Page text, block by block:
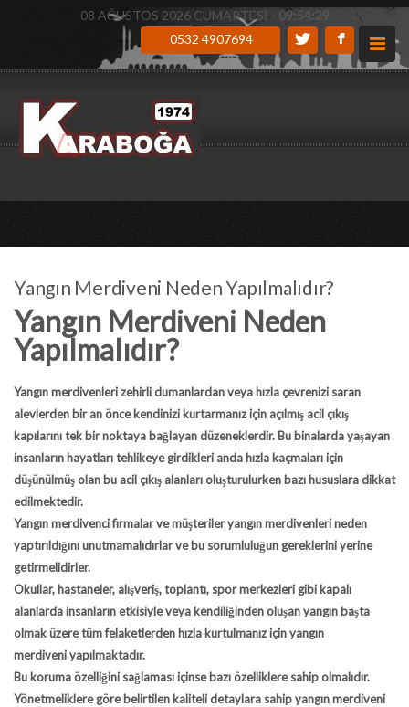
08 AĞUSTOS 2026 CUMARTESİ - 09:54:30
0532 4907694
Yangın Merdiveni Neden Yapılmalıdır?
Yangın Merdiveni Neden
Yapılmalıdır?
Yangın merdivenleri zehirli dumanlardan veya hızla çevrenizi saran
alevlerden bir an önce kendinizi kurtarmanız için açılmış acil çıkış
kapılarını tek bir noktaya bağlayan düzeneklerdir. Bu binalarda yaşayan
insanların hayatları tehlikeye girdikleri anda hızla kaçmaları için
düşünülmüş olan bu acil çıkış alanları oluşturulurken bazı hususlara dikkat
edilmektedir.
Yangın merdivenci firmalar ve müşteriler yangın merdivenleri neden
yaptırıldığını unutmamalıdırlar ve bu sorumluluğun gereklerini yerine
getirmelidirler.
Okullar, hastaneler, alışveriş, toplantı, spor merkezleri gibi kapalı
alanlarda insanların etkisiyle veya kendiliğinden oluşan yangın başta
olmak üzere tüm felaketlerden hızla kurtulmanız içinyangın
merdiveniyapılmaktadır.
Bu koruma özelliğini sağlaması içinse bazı özelliklere sahip olmalıdır.
Yönetmeliklere göre belirtilen kaliteli detaylara sahip yangın merdiveni